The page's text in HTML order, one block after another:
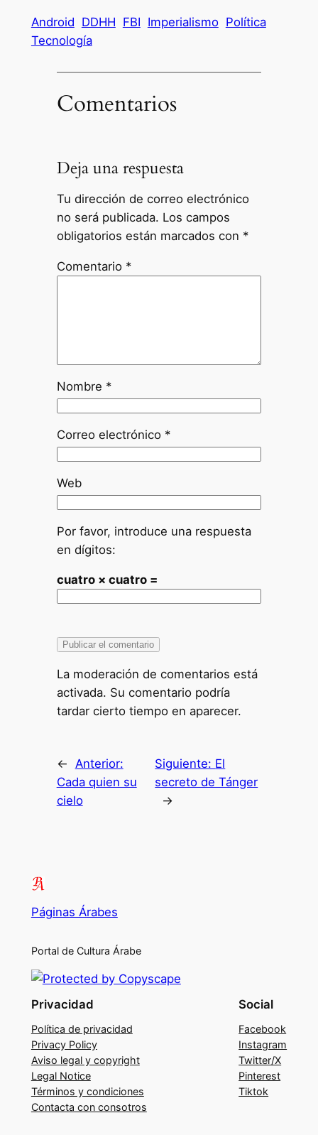
Android DDHH FBI Imperialismo Política
Tecnología
Comentarios
Deja una respuesta
Tu dirección de correo electrónico
no será publicada. Los campos
obligatorios están marcados con *
Comentario *
Nombre *
Correo electrónico *
Web
Por favor, introduce una respuesta
en dígitos:
cuatro × cuatro =
La moderación de comentarios está
activada. Su comentario podría
tardar cierto tiempo en aparecer.
← Anterior:
Cada quien su
cielo
Siguiente: El
secreto de Tánger
→
Páginas Árabes
Portal de Cultura Árabe
Privacidad
Política de privacidad
Privacy Policy
Aviso legal y copyright
Legal Notice
Términos y condiciones
Contacta con consotros
Social
Facebook
Instagram
Twitter/X
Pinterest
Tiktok